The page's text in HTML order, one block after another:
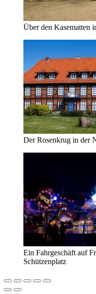
Über den Kasematten
Der Rosenkrug in der
Ein Fahrgeschäft auf
Schützenplatz